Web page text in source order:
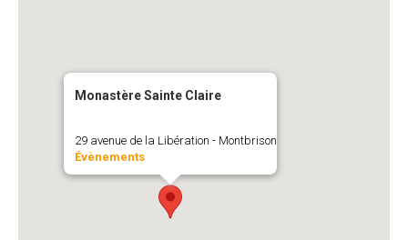
Monastère Sainte Claire
29 avenue de la Libération - Montbrison
Évènements